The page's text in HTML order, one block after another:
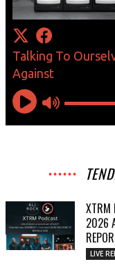
XTRM
2026
LIVE